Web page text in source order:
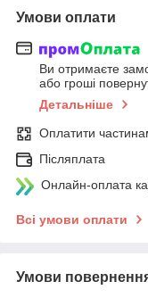
Умови оплати
Ви отримаєте
або гроші
Детальніше
Оплатити
Післяплата
Онлайн-оплата
Всі умови оплати
Умови